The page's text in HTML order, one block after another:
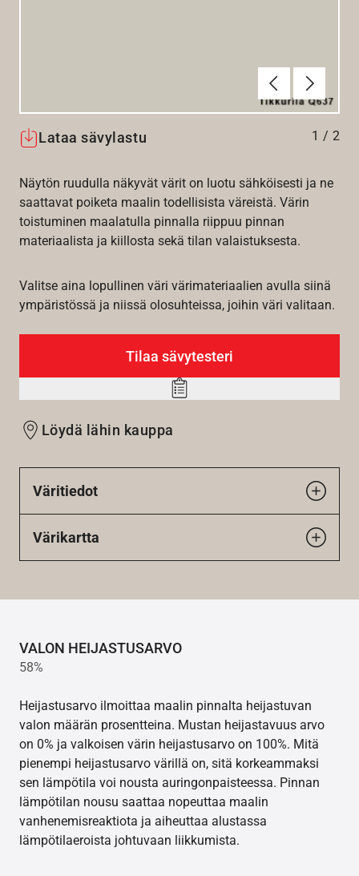
Edellinen
Lataa sävylastu 1 / 2
Näytön ruudulla näkyvät värit on luotu sähköisesti ja ne
saattavat poiketa maalin todellisista väreistä. Värin
toistuminen maalatulla pinnalla riippuu pinnan
materiaalista ja kiillosta sekä tilan valaistuksesta.
Valitse aina lopullinen väri värimateriaalien avulla siinä
ympäristössä ja niissä olosuhteissa, joihin väri valitaan.
Tilaa sävytesteri
Add
Löydä lähin kauppa
Väritiedot
Värikartta
VALON HEIJASTUSARVO
58%
Heijastusarvo ilmoittaa maalin pinnalta heijastuvan
valon määrän prosentteina. Mustan heijastavuus arvo
on 0% ja valkoisen värin heijastusarvo on 100%. Mitä
pienempi heijastusarvo värillä on, sitä korkeammaksi
sen lämpötila voi nousta auringonpaisteessa. Pinnan
lämpötilan nousu saattaa nopeuttaa maalin
vanhenemisreaktiota ja aiheuttaa alustassa
lämpötilaeroista johtuvaan liikkumista.